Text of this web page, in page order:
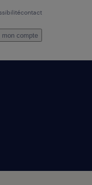
contact
mon compte